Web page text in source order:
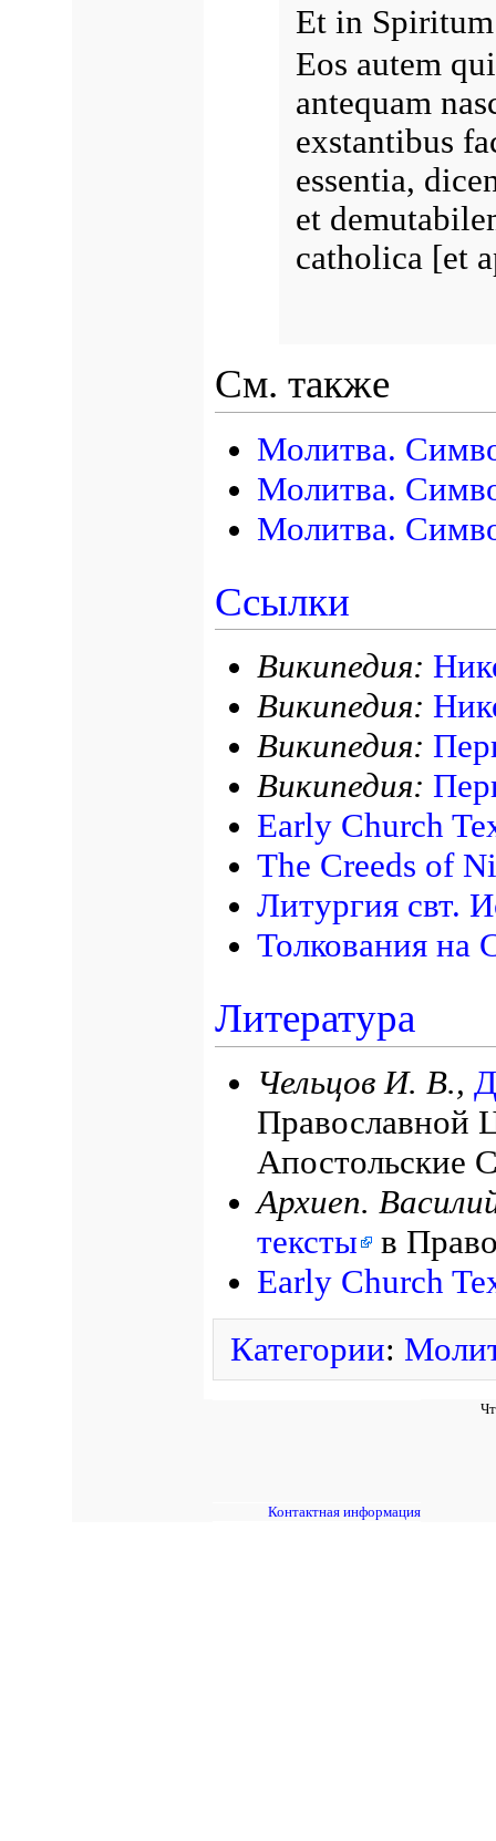
Et in
Eos autem
antequam
exstantibus
essentia,
et
catholica [et
См. также
Молитва.
Молитва.
Молитва.
Ссылки
Википедия:
Википедия:
Википедия:
Википедия:
Early Church
The Creeds of
Литургия свт.
Толкования на
Литература
Чельцов И. В.,
Православной
Апостольские
Архиеп.
тексты
в
Early Church
Категории:
Контактная информация